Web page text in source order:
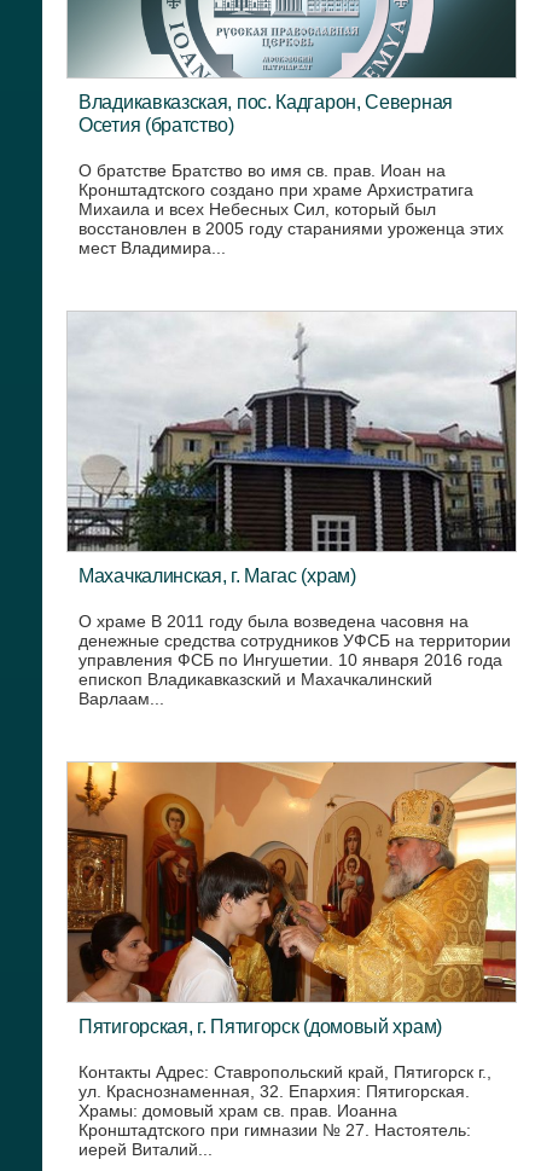
Владикавказская, пос. Кадгарон, Северная
Осетия (братство)
О братстве Братство во имя св. прав. Иоан на
Кронштадтского создано при храме Архистратига
Михаила и всех Небесных Сил, который был
восстановлен в 2005 году стараниями уроженца этих
мест Владимира...
Махачкалинская, г. Магас (храм)
О храме В 2011 году была возведена часовня на
денежные средства сотрудников УФСБ на территории
управления ФСБ по Ингушетии. 10 января 2016 года
епископ Владикавказский и Махачкалинский
Варлаам...
Пятигорская, г. Пятигорск (домовый храм)
Контакты Адрес: Ставропольский край, Пятигорск г.,
ул. Краснознаменная, 32. Епархия: Пятигорская.
Храмы: домовый храм св. прав. Иоанна
Кронштадтского при гимназии № 27. Настоятель:
иерей Виталий...